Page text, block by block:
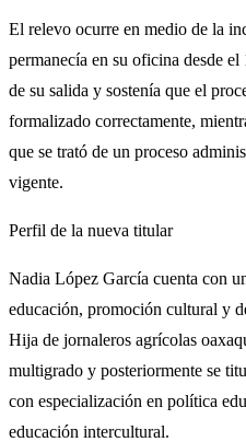
El relevo ocurre en medio de la
permanecía en su oficina desde
de su salida y sostenía que el
formalizado correctamente,
que se trató de un proceso
vigente.
Perfil de la nueva titular
Nadia López García cuenta con
educación, promoción cultural y
Hija de jornaleros agrícolas
multigrado y posteriormente se
con especialización en política
educación intercultural.